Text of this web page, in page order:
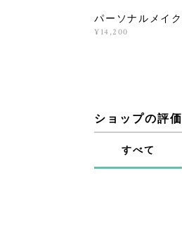
パーソナルメイ
¥14,200
ショップの評価
すべて